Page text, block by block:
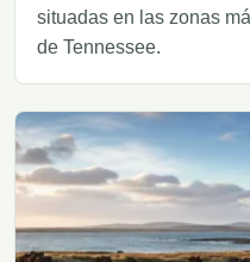
situadas en las zonas
de Tennessee.